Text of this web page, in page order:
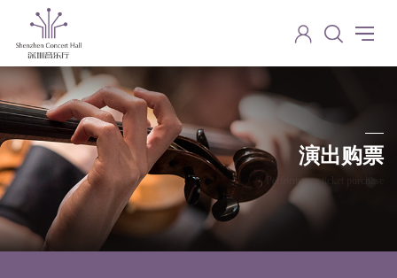
演出购票
Performance ticket purchase